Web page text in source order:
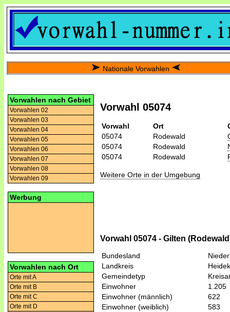
Nationale Vorwahlen
Vorwahlen nach Gebiet
Vorwahlen 02
Vorwahlen 03
Vorwahlen 04
Vorwahlen 05
Vorwahlen 06
Vorwahlen 07
Vorwahlen 08
Vorwahlen 09
Werbung
Vorwahlen nach Ort
Orte mit A
Orte mit B
Orte mit C
Orte mit D
Vorwahl 05074
Vorwahl Ort
05074
Rodewald
05074
Rodewald
05074
Rodewald
Weitere Orte in der Umgebung
Vorwahl 05074 - Gilten
Bundesland
Landkreis
Gemeindetyp
Einwohner
1.205
Einwohner (männlich)
622
Einwohner (weiblich)
583